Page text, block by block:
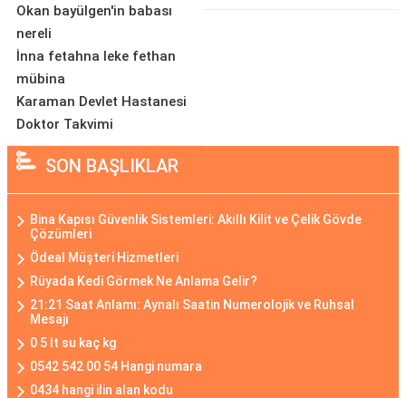
Okan bayülgen'in babası
nereli
İnna fetahna leke fethan
mübina
Karaman Devlet Hastanesi
Doktor Takvimi
SON BAŞLIKLAR
Bina Kapısı Güvenlik Sistemleri: Akıllı Kilit ve Çelik Gövde
Çözümleri
Ödeal Müşteri Hizmetleri
Rüyada Kedi Görmek Ne Anlama Gelir?
21:21 Saat Anlamı: Aynalı Saatin Numerolojik ve Ruhsal
Mesajı
0 5 lt su kaç kg
0542 542 00 54 Hangi numara
0434 hangi ilin alan kodu